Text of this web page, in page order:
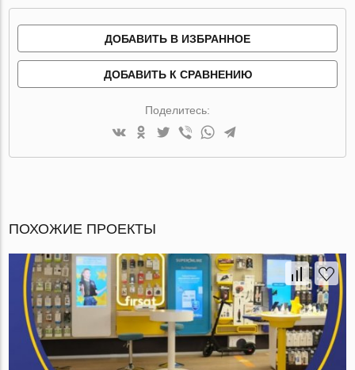
ДОБАВИТЬ В ИЗБРАННОЕ
ДОБАВИТЬ К СРАВНЕНИЮ
Поделитесь:
ПОХОЖИЕ ПРОЕКТЫ